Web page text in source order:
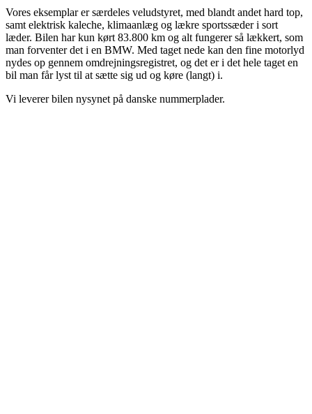
Vores eksemplar er særdeles veludstyret, med blandt andet hard top,
samt elektrisk kaleche, klimaanlæg og lækre sportssæder i sort
læder. Bilen har kun kørt 83.800 km og alt fungerer så lækkert, som
man forventer det i en BMW. Med taget nede kan den fine motorlyd
nydes op gennem omdrejningsregistret, og det er i det hele taget en
bil man får lyst til at sætte sig ud og køre (langt) i.
Vi leverer bilen nysynet på danske nummerplader.